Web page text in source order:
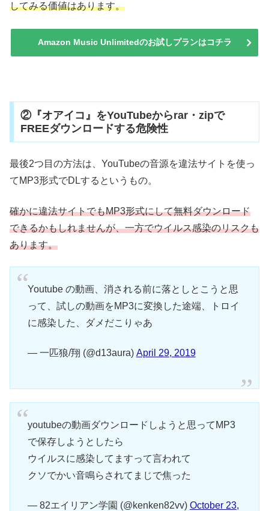
してみる価値はあります。
Amazon Music Unlimitedのお試しプランはコチラ
②『オアイコ』をYouTubeからrar・zipで
FREEダウンロードする危険性
最後2つ目の方法は、YouTubeの音源を違法サイトを使っ
てMP3形式でDLするというもの。
確かに違法サイトでもMP3形式にして無料ダウンロード
できるかもしれませんが、一方でウイルス感染のリスクも
あります。
Youtube の動画、消される前に落としとこうと思
って、試しの動画をMP3に変換した途端、トロイ
に感染した、ダメだこりゃあ
— 一匹狼/翔 (@d13aura) April 29, 2019
youtubeの動画ダウンロードしようと思ってMP3
で保存しようとしたら
ウイルスに感染してますって言われて
クソでかい音鳴らされてまじで焦った
— 82エイリアン学園 (@kenken82vv) October 23,